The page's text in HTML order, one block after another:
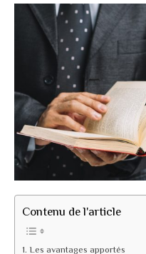
Contenu de l'article
Les avantages apportés